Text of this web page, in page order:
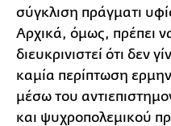
σύγκλιση πράγματι
Αρχικά, όμως, πρέπει
διευκρινιστεί ότι δεν
καμία περίπτωση
μέσω του
και ψυχροπολεμικού